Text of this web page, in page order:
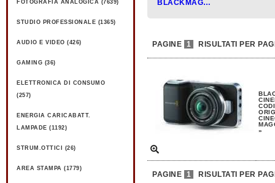
FOTOGRAFIA ANALOGICA (7639)
STUDIO PROFESSIONALE (1365)
AUDIO E VIDEO (426)
GAMING (36)
ELETTRONICA DI CONSUMO
(257)
ENERGIA CARICABATT.
LAMPADE (1192)
STRUM.OTTICI (26)
AREA STAMPA (1779)
BLACKMAGIC (1)
PAGINE 1 RISULTATI PER
»
PAGINE 1 RISULTATI PER